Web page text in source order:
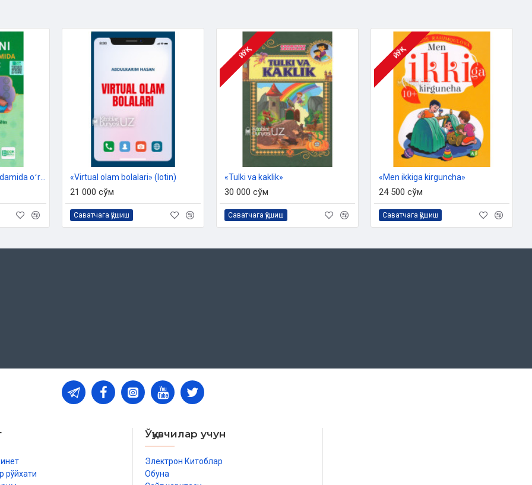
«Virtual olam bolalari» (lotin)
21 000 сўм
Саватчага қўшиш
ЙЎҚ
«Tulki va kaklik»
30 000 сўм
Саватчага қўшиш
ЙЎҚ
«Men ikkiga kirguncha»
24 500 сўм
Саватчага қўшиш
рўйхати
Ўқувчилар учун
Электрон Китоблар
Обуна